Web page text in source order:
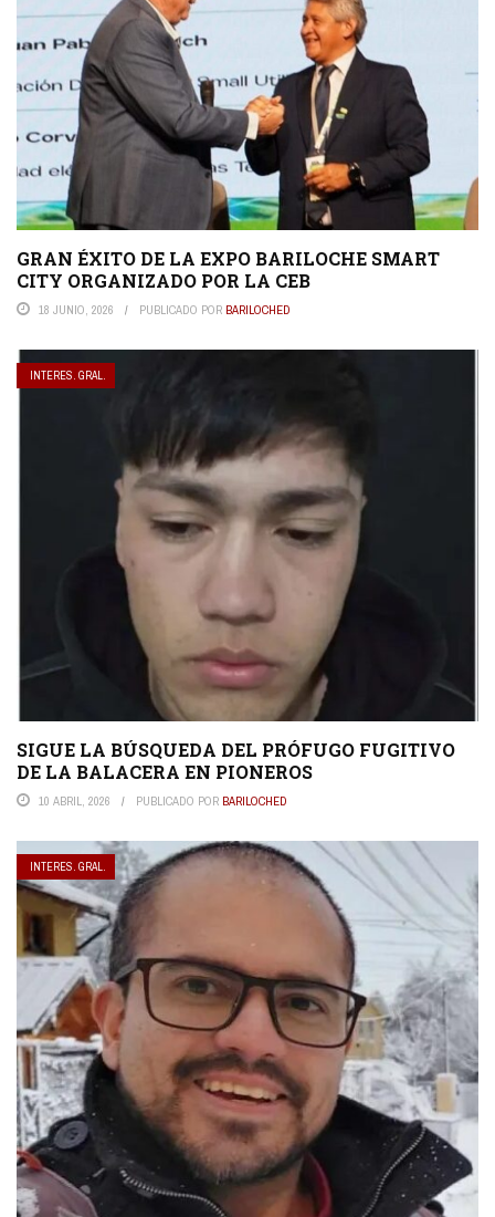
GRAN ÉXITO DE LA EXPO BARILOCHE SMART
CITY ORGANIZADO POR LA CEB
18 JUNIO, 2026 PUBLICADO POR BARILOCHED
INTERES. GRAL.
SIGUE LA BÚSQUEDA DEL PRÓFUGO FUGITIVO
DE LA BALACERA EN PIONEROS
10 ABRIL, 2026 PUBLICADO POR BARILOCHED
INTERES. GRAL.